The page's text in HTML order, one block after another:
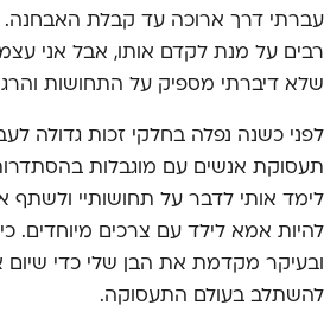
עברתי דרך ארוכה עד קבלת האבחנה.
רבים על מנת לקדם אותו, אבל אני
שלא דיברתי מספיק על התחושות
לפני כשנה נפלה בחלקי זכות גדולה
תעסוקת אנשים עם מוגבלות
לימד אותי לדבר על תחושותיי ולשתף
להיות אמא לילד עם צרכים מיוחדים.
ובעיקר מקדמת את הבן שלי כדי שיום
להשתלב בעולם התעסוקה.